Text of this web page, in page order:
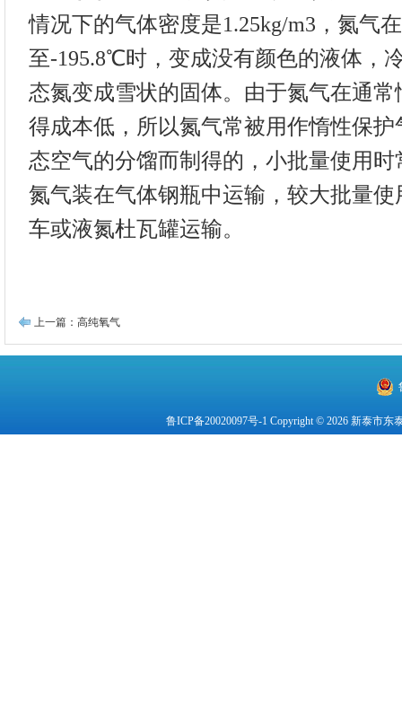
情况下的气体密度是1.25kg/m3，氮气
至-195.8℃时，变成没有颜色的液体，
态氮变成雪状的固体。由于氮气在通
得成本低，所以氮气常被用作惰性保
态空气的分馏而制得的，小批量使用时
氮气装在气体钢瓶中运输，较大批量
车或液氮杜瓦罐运输。
上一篇：高纯氧气
鲁ICP备20020097号-1 Copyright © 2026 新泰市东